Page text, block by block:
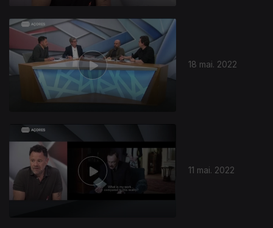
18 mai. 2022
11 mai. 2022